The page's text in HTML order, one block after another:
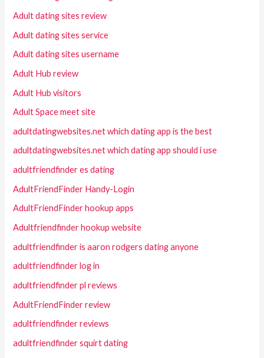
Adult dating sites review
Adult dating sites service
Adult dating sites username
Adult Hub review
Adult Hub visitors
Adult Space meet site
adultdatingwebsites.net which dating app is the best
adultdatingwebsites.net which dating app should i use
adultfriendfinder es dating
AdultFriendFinder Handy-Login
AdultFriendFinder hookup apps
Adultfriendfinder hookup website
adultfriendfinder is aaron rodgers dating anyone
adultfriendfinder log in
adultfriendfinder pl reviews
AdultFriendFinder review
adultfriendfinder reviews
adultfriendfinder squirt dating